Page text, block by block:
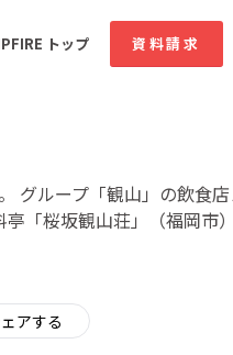
トップ 資料請求
ティ 新着のコミュニテ
フード・飲食店
グループ「観山」の飲食
「桜坂観山荘」（福岡市
アする